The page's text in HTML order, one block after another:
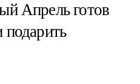
Апрель готов
подарить